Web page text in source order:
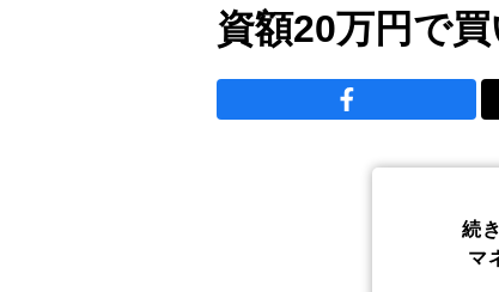
資額20万円で
続
マ